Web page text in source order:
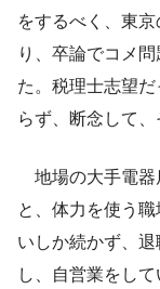
をするべく、東
り、卒論でコメ
た。税理士志望
らず、断念して、
地場の大手電器
と、体力を使う
いしか続かず、
し、自営業をし